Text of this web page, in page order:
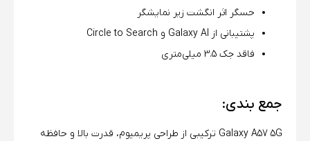
حسگر اثر انگشت زیر نمایشگر
پشتیبانی از Galaxy AI و Circle to Search
فاقد جک 3.5 میلی‌متری
جمع بندی:
Galaxy A57 5G ترکیبی از طراحی پریمیوم، قدرت بالا و حافظه